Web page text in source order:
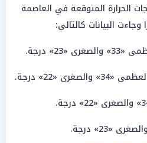
الحرارة المتوقعة في العاصمة
البيانات كالتالي:
والصغرى «23» درجة.
«34» والصغرى «22» درجة.